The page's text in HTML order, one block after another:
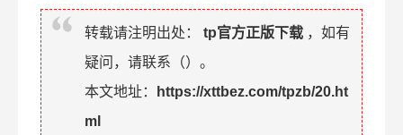
转载请注明出处： tp官方正版下载 ，如有
疑问，请联系（）。
本文地址：
https://xttbez.com/tpzb/20.ht
ml